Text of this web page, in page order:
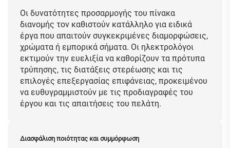
Οι δυνατότητες προσαρμογής του πίνακα
διανομής τον καθιστούν κατάλληλο για ειδικά
έργα που απαιτούν συγκεκριμένες διαμορφώσεις,
χρώματα ή εμπορικά σήματα. Οι ηλεκτρολόγοι
εκτιμούν την ευελιξία να καθορίζουν τα πρότυπα
τρύπησης, τις διατάξεις στερέωσης και τις
επιλογές επεξεργασίας επιφάνειας, προκειμένου
να ευθυγραμμιστούν με τις προδιαγραφές του
έργου και τις απαιτήσεις του πελάτη.
Διασφάλιση ποιότητας και συμμόρφωση